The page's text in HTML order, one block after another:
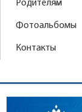
Родителям
Фотоальбомы
Контакты